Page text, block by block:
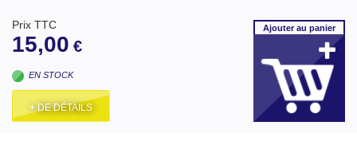
Prix TTC
15,00 €
EN STOCK
+ DE DÉTAILS
Ajouterau panier